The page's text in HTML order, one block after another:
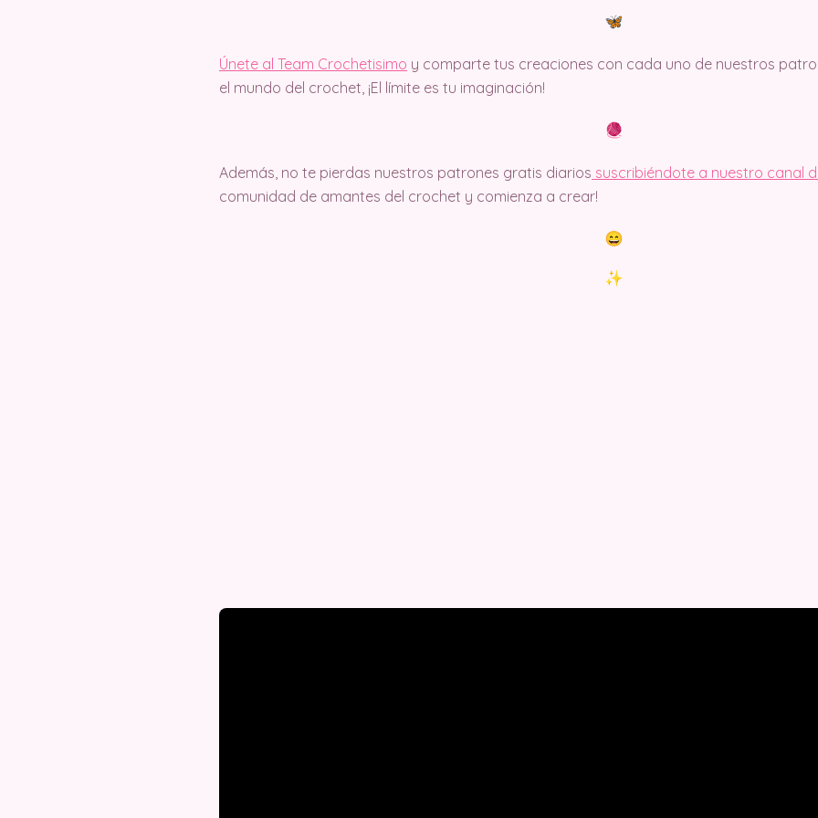
Únete al Team Crochetisimo y comparte tus creaciones con cada uno de nuestros
el mundo del crochet, ¡El límite es tu imaginación!
Además, no te pierdas nuestros patrones gratis diarios suscribiéndote a nuestro canal
comunidad de amantes del crochet y comienza a crear!